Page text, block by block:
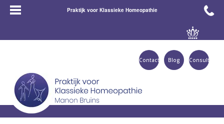
Praktijk voor Klassieke Homeopathie
Consult
Blog
Contact